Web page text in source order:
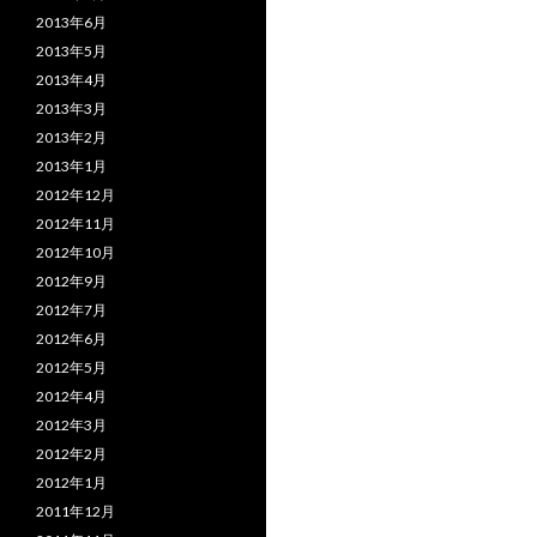
2013年6月
2013年5月
2013年4月
2013年3月
2013年2月
2013年1月
2012年12月
2012年11月
2012年10月
2012年9月
2012年7月
2012年6月
2012年5月
2012年4月
2012年3月
2012年2月
2012年1月
2011年12月